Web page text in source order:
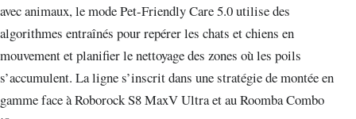
avec animaux, le mode Pet-Friendly Care 5.0 utilise des
algorithmes entraînés pour repérer les chats et chiens en
mouvement et planifier le nettoyage des zones où les poils
s’accumulent. La ligne s’inscrit dans une stratégie de montée en
gamme face à Roborock S8 MaxV Ultra et au Roomba Combo